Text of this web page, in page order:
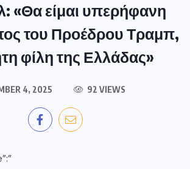
«Θα είμαι υπερήφανη
του Προέδρου Τραμπ,
φίλη της Ελλάδας»
4, 2025 92 VIEWS